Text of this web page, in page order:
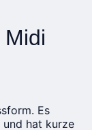
Es
und hat kurze